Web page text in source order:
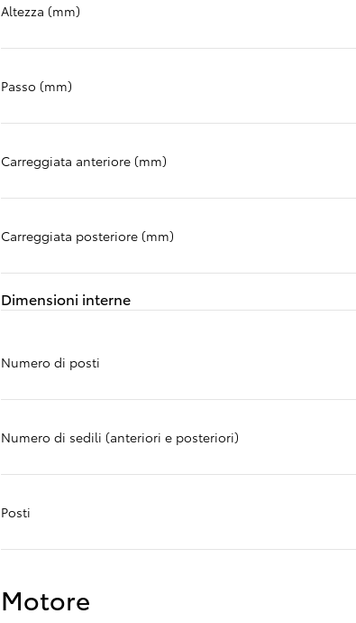
Corolla Cross
Altezza (mm)
Passo (mm)
Carreggiata anteriore (mm)
Carreggiata posteriore (mm)
Dimensioni interne
Numero di posti
Numero di sedili (anteriori e posteriori)
Posti
Motore